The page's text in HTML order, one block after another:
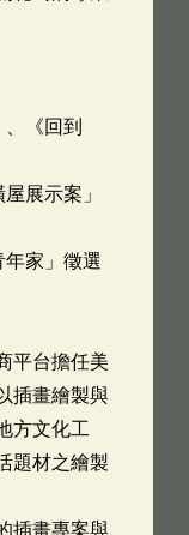
《回到
展示案」
年家」徵選
平台擔任美
插畫繪製與
方文化工
題材之繪製
插畫專案與